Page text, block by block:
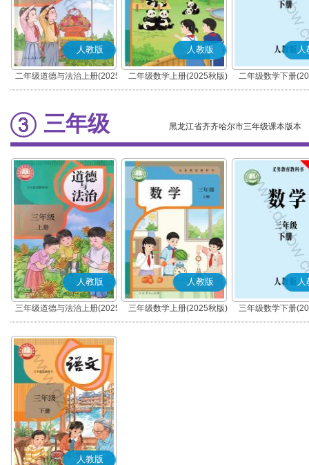
人教版
二年级道德与法治上册(2025
秋版)(部编版)
人教版
二年级数学上册(2025秋版)
人
二年级数学下册
三年级 黑龙江省齐齐哈尔市三年级课本版本
人教版
三年级道德与法治上册(2025
秋版)(部编版)
人教版
三年级数学上册(2025秋版)
人
三年级数学下册
人教版